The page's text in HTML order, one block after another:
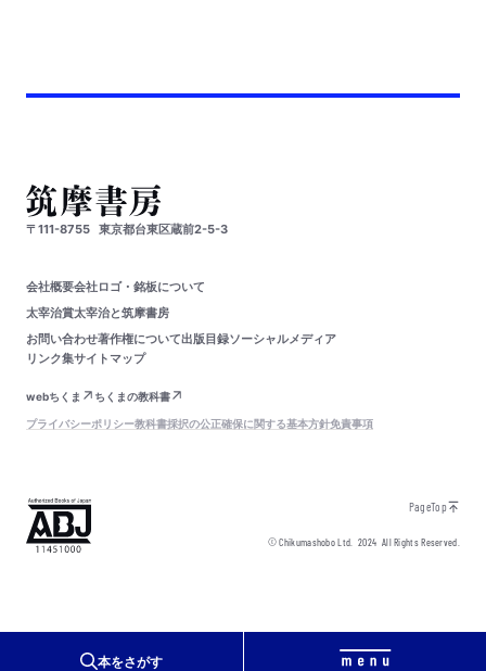
本をさがす
〒111-8755 東京都台東区蔵前2-5-3
会社概要会社ロゴ・銘板について
太宰治賞太宰治と筑摩書房
お問い合わせ著作権について出版目録ソーシャルメディア
リンク集サイトマップ
webちくま
ちくまの教科書
プライバシーポリシー教科書採択の公正確保に関する基本方針免責事項
PageTop
© Chikumashobo Ltd.2024 All Rights Reserved.